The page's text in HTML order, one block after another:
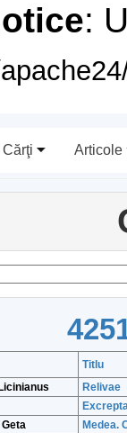
:
Cărţi Articole
Titlu
Relivae
Medea.